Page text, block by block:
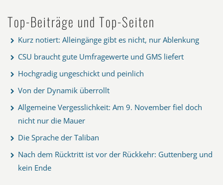
Top-Beiträge und Top-Seiten
Kurz notiert: Alleingänge gibt es nicht, nur Ablenkung
CSU braucht gute Umfragewerte und GMS liefert
Hochgradig ungeschickt und peinlich
Von der Dynamik überrollt
Allgemeine Vergesslichkeit: Am 9. November fiel doch
nicht nur die Mauer
Die Sprache der Taliban
Nach dem Rücktritt ist vor der Rückkehr: Guttenberg und
kein Ende